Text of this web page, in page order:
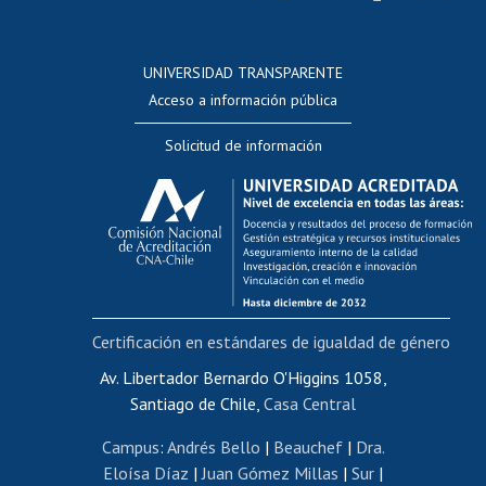
Evaluación docente
Calificación académica
Postulación al AUCAI
Funcionarias/os
Cursos internos de capacitación
Bienestar del personal
Portal de movilidad interna
Certificado de renta
Certificado de renta honorarios
Editar páginas blancas
UNIVERSIDAD TRANSPARENTE
Acceso a información pública
Solicitud de información
Av. Libertador Bernardo O'Higgins 1058,
Santiago de Chile, Casa Central
Campus: Andrés Bello | Beauchef| Dra.
Eloísa Díaz |Juan Gómez Millas | Sur |
Certificación en estándares de igualdad de género